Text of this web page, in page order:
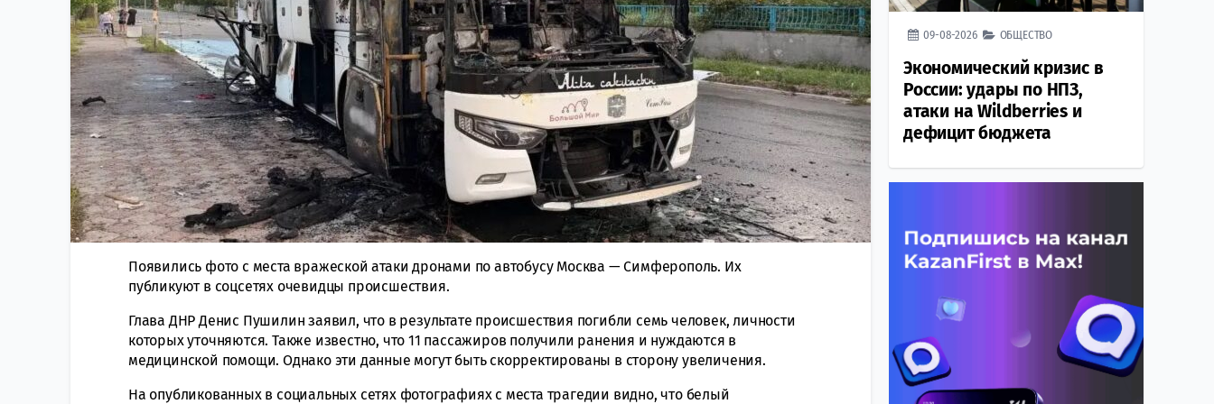
Появились фото с места вражеской атаки дронами по автобусу Москва — Симферополь. Их
публикуют в соцсетях очевидцы происшествия.
Глава ДНР Денис Пушилин заявил, что в результате происшествия погибли семь человек, личности
которых уточняются. Также известно, что 11 пассажиров получили ранения и нуждаются в
медицинской помощи. Однако эти данные могут быть скорректированы в сторону увеличения.
На опубликованных в социальных сетях фотографиях с места трагедии видно, что белый
09-08-2026 ОБЩЕСТВО
Экономический кризис в
России: удары по НПЗ,
атаки на Wildberries и
дефицит бюджета